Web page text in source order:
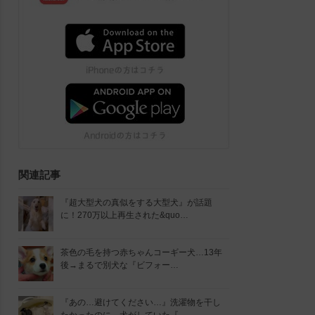
関連記事
『超大型犬の真似をする大型犬』が話題
に！270万以上再生された&quo…
茶色の毛を持つ赤ちゃんコーギー犬…13年
後→まるで別犬な『ビフォー…
『あの…避けてください…』洗濯物を干し